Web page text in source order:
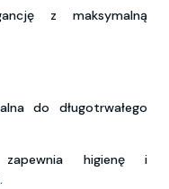
z maksymalną
do długotrwałego
higienę i